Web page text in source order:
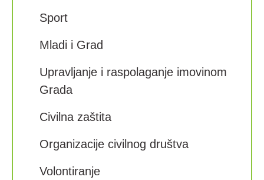
Sport
Mladi i Grad
Upravljanje i raspolaganje imovinom
Grada
Civilna zaštita
Organizacije civilnog društva
Volontiranje